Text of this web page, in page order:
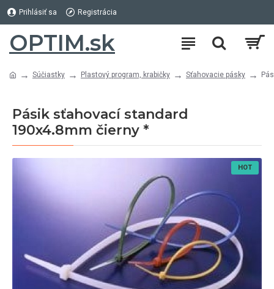
Prihlásiť sa Registrácia
OPTIM.sk
Súčiastky Plastový program, krabičky Sťahovacie pásky
Pásik sťahovací standard
190x4.8mm čierny *
HOT